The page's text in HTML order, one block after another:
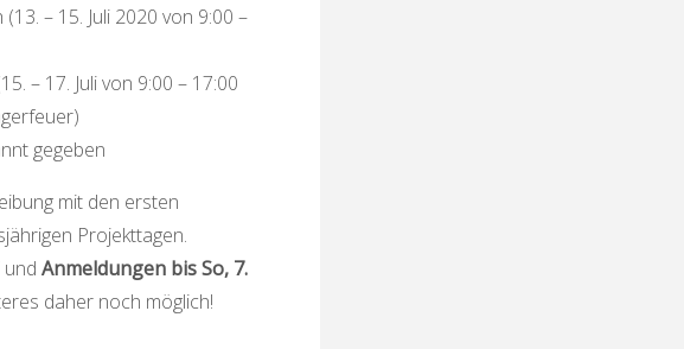
– 15. Juli 2020 von 9:00 –
– 17. Juli von 9:00 – 17:00
gegeben
mit den ersten
Projekttagen.
Anmeldungen bis So, 7.
daher noch möglich!